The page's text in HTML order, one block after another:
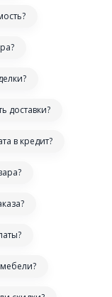
доставки?
в кредит?